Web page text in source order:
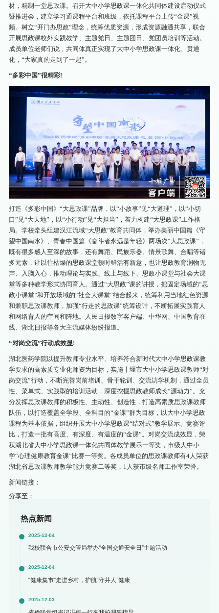
材，精制一堂思政课。召开大中小学思政课一体化共同体建设启动仪式
暨推进会，建立学习通课程平台和班级，依托课程平台上传“金课”视
频。树立“开门办思政”理念，统筹优质资源，形成资源融通共享，联合
开展思政课校外实践教学、主题党日、主题团日、党团员培训等活动。
成员单位老师们说，共同体真正实现了大中小学思政课一体化、贯通
化，“大家真的走到了一起”。
“多彩中国”很精彩!
打造《多彩中国》“大思政课”品牌，以“小故事”见“大道理”，以“小切
口”见“大天地”，以“小行动”见“大担当”，着力构建“大思政课”工作格
局。学校牵头组建汉江流域“大思政”教育共同体，举办美丽中国篇《守
望中国南水》、青春中国篇《奋斗者永远是年轻》两场次“大思政课”，
既有很多感人至深的故事，还有舞蹈、民族乐器、情景歌舞、合唱等诸
多元素，让以往枯燥的思政课堂顿时鲜活有新意，也让思政教育润物无
声、入脑入心，推动理论与实践、线上与线下、思政小课堂与社会大课
堂等多种教学形式协同育人。通过“大思政”课的讲授，把固定场域的“思
政小课堂”和开放场域的“社会大课堂”结合起来，统筹利用当地红色资源
和兼职思政课教师，加强“行走的思政课”统筹设计，不断拓展实践育人
和网络育人的空间和阵地。人民日报数字客户端、中华网、中国教育在
线、湖北日报等各大主流媒体纷纷报道。
“对岗交流”行动成效显!
湖北医药学院以提升教师专业水平、培养符合新时代大中小学思政课教
学要求的高素质专业化师资为目标，实施十堰市大中小学思政课教师“对
岗交流”行动，不断完善岗前培训、骨干轮训、交流访学机制，通过全员
性、菜单式、实践型的培训活动，深度挖掘思政教师成长“源动力”。充
分发挥思政课教师的积极性、主动性、创造性，打造高素质思政课教师
队伍，以打造覆盖全学段、全科目的“金课”群为目标，以大中小学思政
课程为基本依据，组织开展大中小学思政课“结对式”教学展示、竞赛评
比，打造一批有高度、有深度、有温度的“金课”。对岗交流成效显，荣
获湖北省大中小学思政课一体化共同体教学展示一等奖，市级大中小
学“心理健康教育金课”比赛一等奖。各成员单位的思政课教师有4人荣获
湖北省思政课教师教学能力竞赛二等奖，1人获市级名师工作室荣誉。
新闻链接：
分享至：
热点新闻
2025-12-04
我校联合市公安交管局举办“全国交通安全日”主题活动
2025-12-04
“健康集市”走进乡村，护航“守井人”健康
2025-12-03